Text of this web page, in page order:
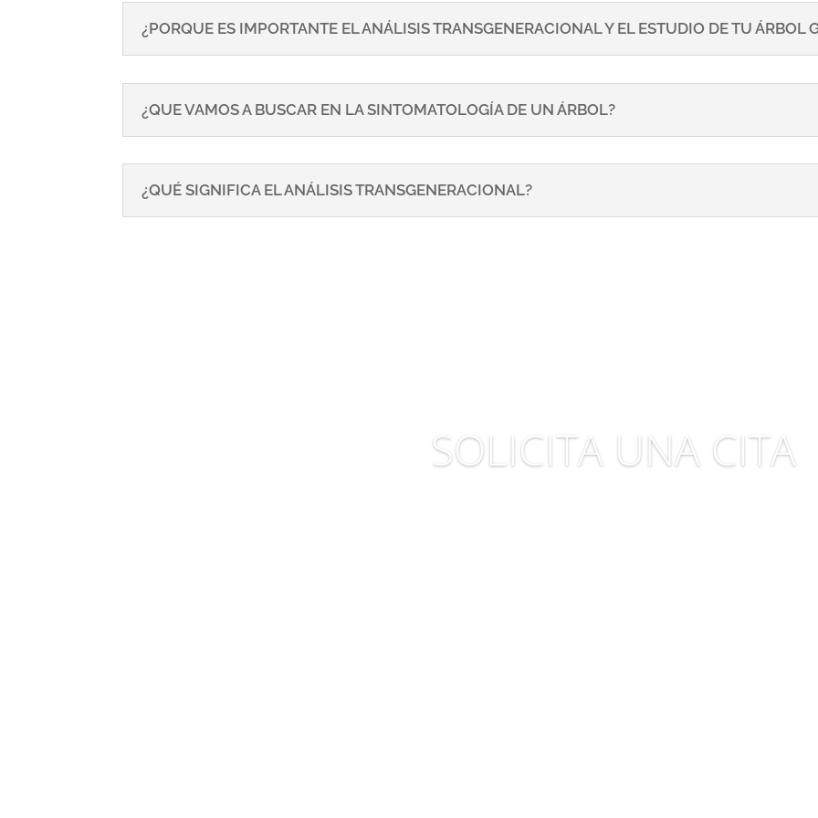
¿PORQUE ES IMPORTANTE EL ANÁLISIS TRANSGENERACIONAL Y EL ESTUDIO DE TU ÁRBOL
¿QUE VAMOS A BUSCAR EN LA SINTOMATOLOGÍA DE UN ÁRBOL?
¿QUÉ SIGNIFICA EL ANÁLISIS TRANSGENERACIONAL?
SOLICITA UNA CITA